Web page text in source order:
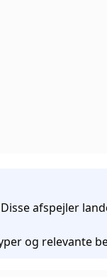
afspejler
og relevante